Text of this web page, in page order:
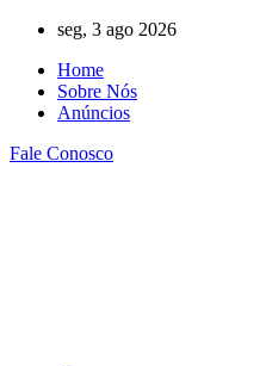
conteúdo
seg, 3 ago 2026
Home
Sobre Nós
Anúncios
Fale Conosco